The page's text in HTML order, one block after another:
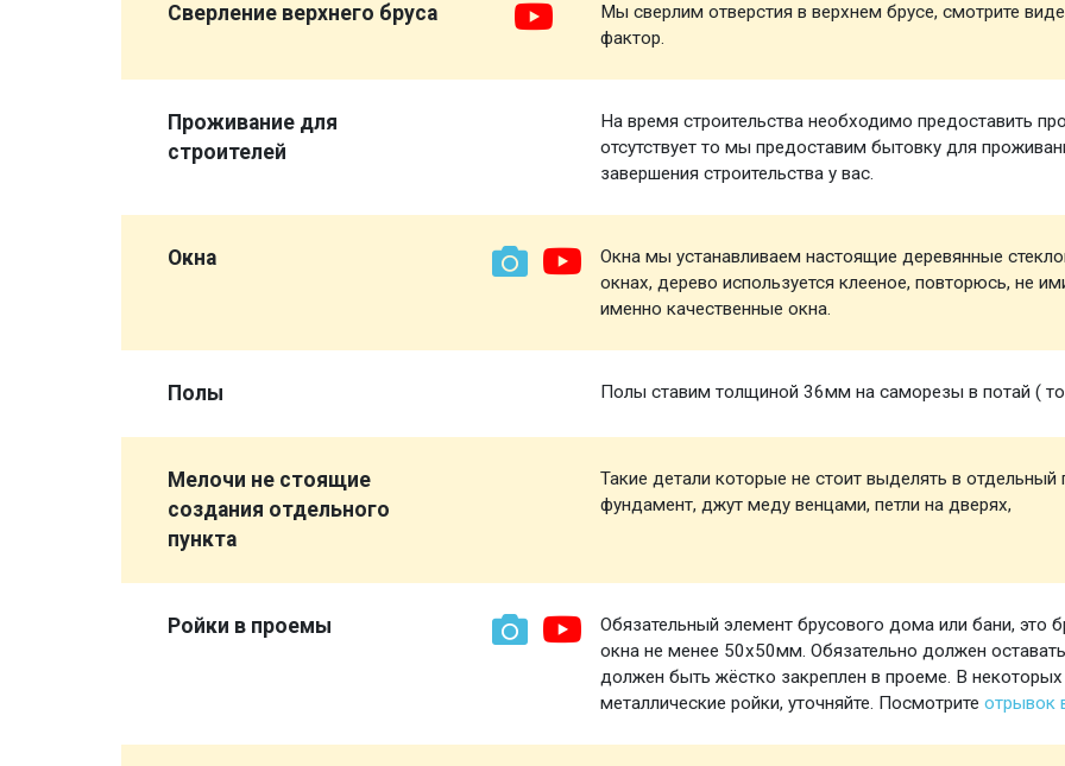
Сверление верхнего бруса
Мы сверлим отверстия в верхнем брусе, смотрите
фактор.
Проживание для
строителей
На время строительства необходимо предоставить
отсутствует то мы предоставим бытовку для
завершения строительства у вас.
Окна
Окна мы устанавливаем настоящие деревянные
окнах, дерево используется клееное, повторюсь, не
именно качественные окна.
Полы Полы ставим толщиной 36мм на саморезы в потай (
Мелочи не стоящие
создания отдельного
пункта
Такие детали которые не стоит выделять в отдельный
фундамент, джут меду венцами, петли на дверях,
Ройки в проемы
Обязательный элемент брусового дома или бани, это
окна не менее 50х50мм. Обязательно должен
должен быть жёстко закреплен в проеме. В
металлические ройки, уточняйте. Посмотрите отрывок